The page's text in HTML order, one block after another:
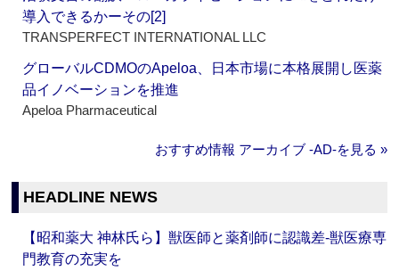
導入できるかーその[2]
TRANSPERFECT INTERNATIONAL LLC
グローバルCDMOのApeloa、日本市場に本格展開し医薬
品イノベーションを推進
Apeloa Pharmaceutical
おすすめ情報 アーカイブ ‐AD‐を見る »
HEADLINE NEWS
【昭和薬大 神林氏ら】獣医師と薬剤師に認識差‐獣医療専
門教育の充実を